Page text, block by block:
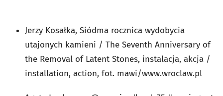
Jerzy Kosałka, Siódma rocznica wydobycia
utajonych kamieni / The Seventh Anniversary of
the Removal of Latent Stones, instalacja, akcja /
installation, action, fot. mawi/www.wroclaw.pl